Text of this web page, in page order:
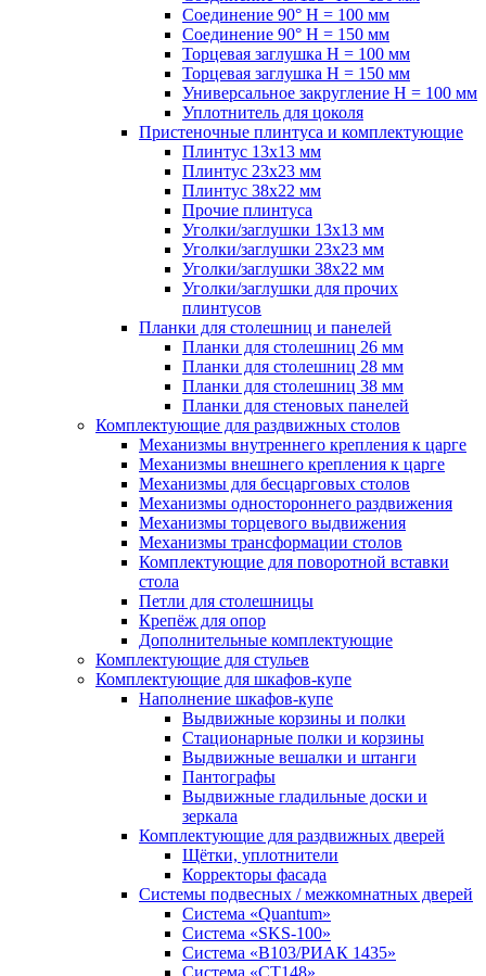
Соединение 90° H = 100 мм
Соединение 90° H = 150 мм
Торцевая заглушка H = 100 мм
Торцевая заглушка H = 150 мм
Универсальное закругление H = 100 мм
Уплотнитель для цоколя
Пристеночные плинтуса и комплектующие
Плинтус 13х13 мм
Плинтус 23х23 мм
Плинтус 38х22 мм
Прочие плинтуса
Уголки/заглушки 13х13 мм
Уголки/заглушки 23х23 мм
Уголки/заглушки 38х22 мм
Уголки/заглушки для прочих
плинтусов
Планки для столешниц и панелей
Планки для столешниц 26 мм
Планки для столешниц 28 мм
Планки для столешниц 38 мм
Планки для стеновых панелей
Комплектующие для раздвижных столов
Механизмы внутреннего крепления к царге
Механизмы внешнего крепления к царге
Механизмы для бесцарговых столов
Механизмы одностороннего раздвижения
Механизмы торцевого выдвижения
Механизмы трансформации столов
Комплектующие для поворотной вставки
стола
Петли для столешницы
Крепёж для опор
Дополнительные комплектующие
Комплектующие для стульев
Комплектующие для шкафов-купе
Наполнение шкафов-купе
Выдвижные корзины и полки
Стационарные полки и корзины
Выдвижные вешалки и штанги
Пантографы
Выдвижные гладильные доски и
зеркала
Комплектующие для раздвижных дверей
Щётки, уплотнители
Корректоры фасада
Системы подвесных / межкомнатных дверей
Система «Quantum»
Система «SKS-100»
Система «B103/РИАК 1435»
Система «СТ148»